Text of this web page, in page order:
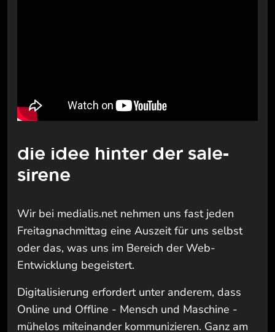
die idee hinter der sale-
sirene
Wir bei medialis.net nehmen uns fast jeden
Freitagnachmittag eine Auszeit für uns selbst
oder das, was uns im Bereich der Web-
Entwicklung begeistert.
Digitalisierung erfordert unter anderem, dass
Online und Offline - Mensch und Maschine -
mühelos miteinander kommunizieren. Ganz am